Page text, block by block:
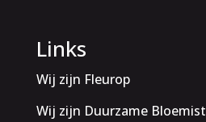
Links
Wij zijn Fleurop
Wij zijn Duurzame Bloemist